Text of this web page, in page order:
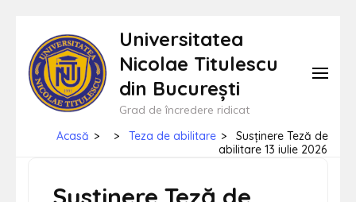
conținut
(apasă
Universitatea
Nicolae Titulescu
din București
Grad de încredere ridicat
Acasă > > Teza de abilitare >
Susținere Teză de
abilitare 13 iulie 2026